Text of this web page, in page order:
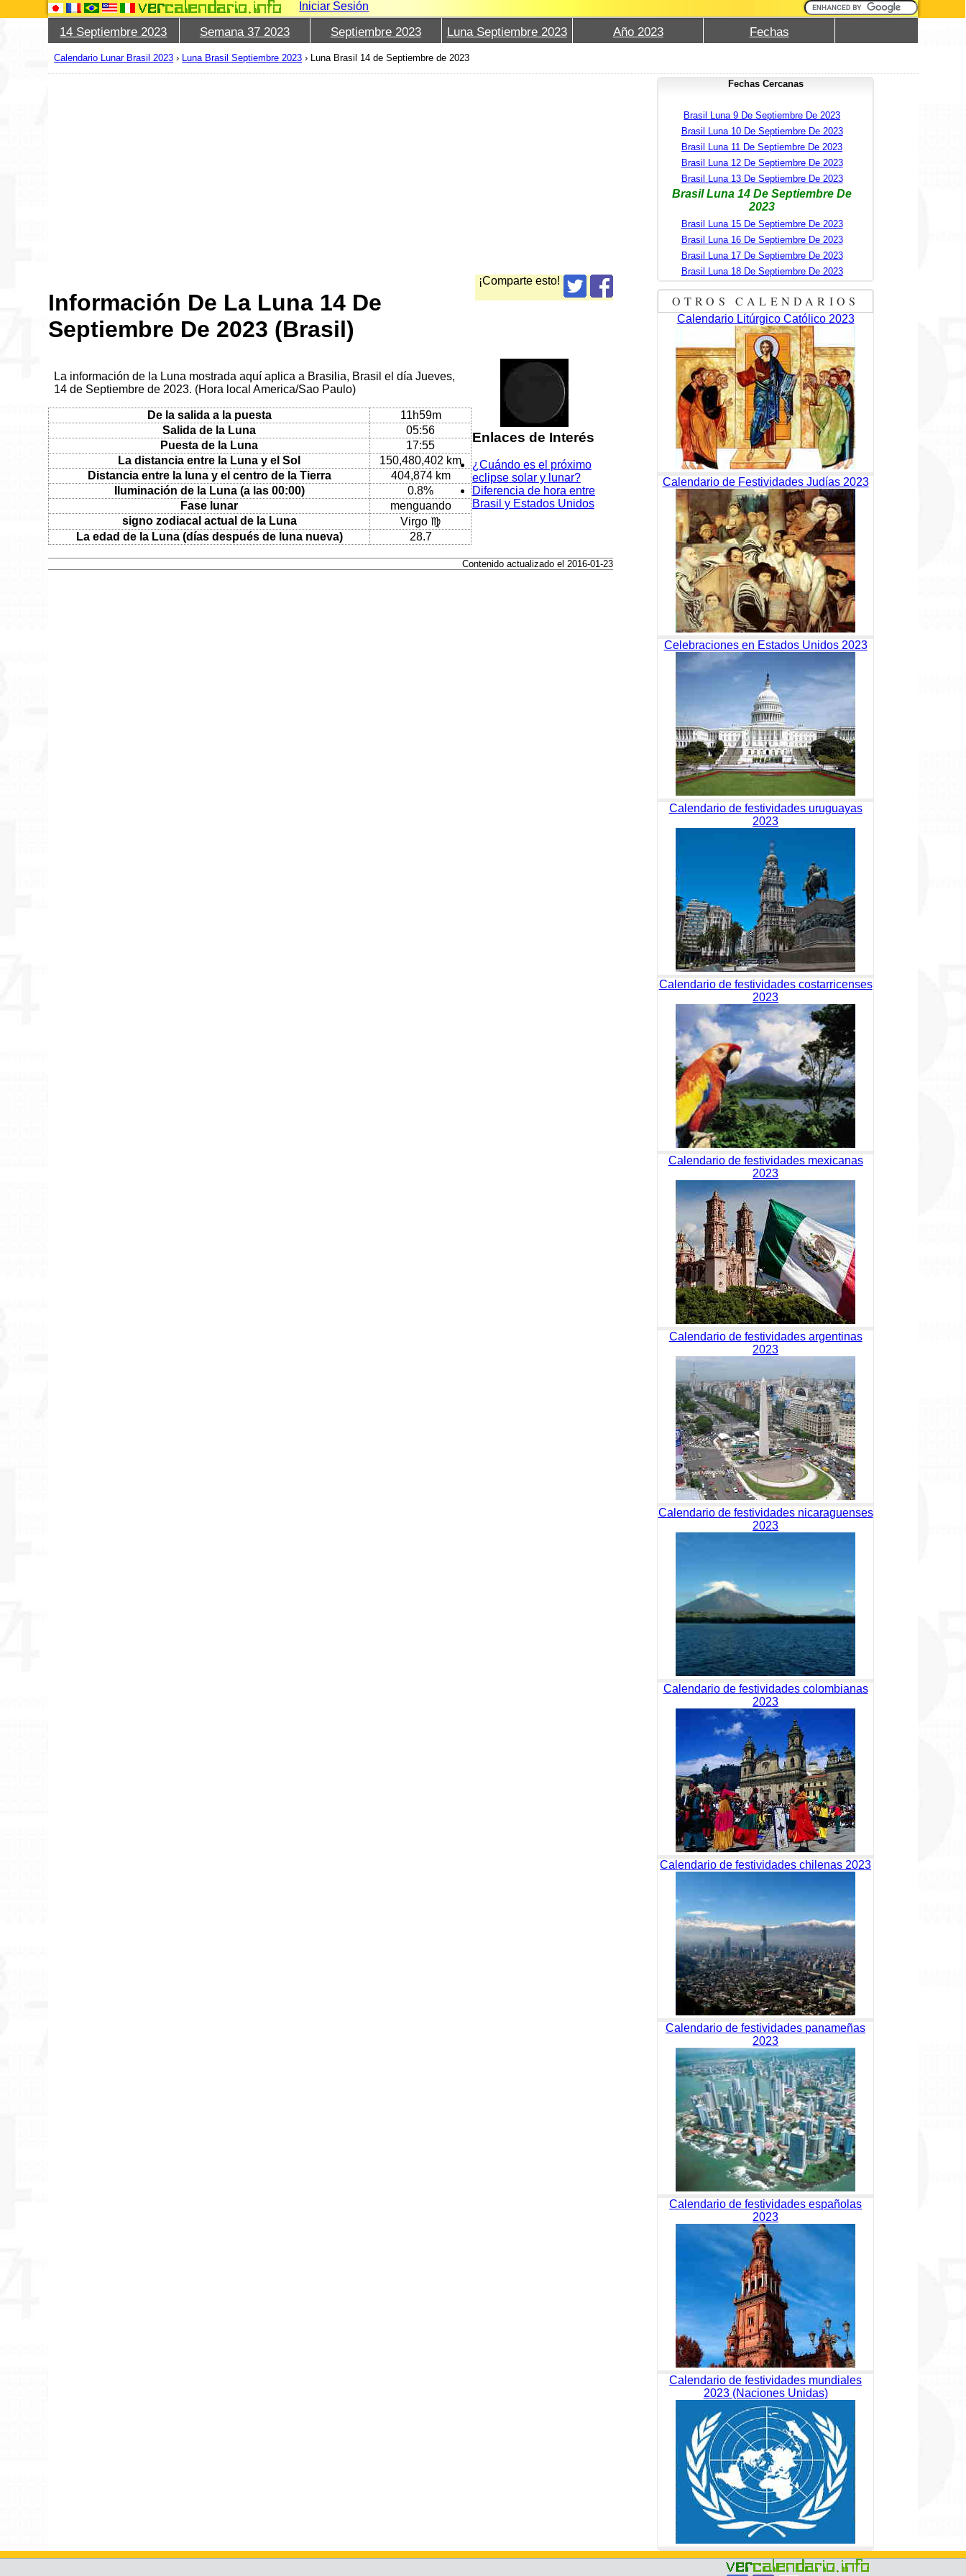
Iniciar Sesión
14 Septiembre 2023 Semana 37 2023 Septiembre 2023 Luna Septiembre 2023 Año 2023 Fechas
Calendario Lunar Brasil 2023 › Luna Brasil Septiembre 2023 › Luna Brasil 14 de Septiembre de 2023
¡Comparte esto!
Información De La Luna 14 De
Septiembre De 2023 (Brasil)
La información de la Luna mostrada aquí aplica a Brasilia, Brasil el día Jueves,
14 de Septiembre de 2023. (Hora local America/Sao Paulo)
De la salida a la puesta
11h59m
Salida de la Luna
05:56
Puesta de la Luna
17:55
La distancia entre la Luna y el Sol
150,480,402 km
Distancia entre la luna y el centro de la Tierra
404,874 km
Iluminación de la Luna (a las 00:00)
0.8%
Fase lunar
menguando
signo zodiacal actual de la Luna
Virgo ♍
La edad de la Luna (días después de luna nueva)
28.7
Enlaces de Interés
¿Cuándo es el próximo
eclipse solar y lunar?
Diferencia de hora entre
Brasil y Estados Unidos
Contenido actualizado el 2016-01-23
Fechas Cercanas
Brasil Luna 9 De Septiembre De 2023
Brasil Luna 10 De Septiembre De 2023
Brasil Luna 11 De Septiembre De 2023
Brasil Luna 12 De Septiembre De 2023
Brasil Luna 13 De Septiembre De 2023
Brasil Luna 14 De Septiembre De
2023
Brasil Luna 15 De Septiembre De 2023
Brasil Luna 16 De Septiembre De 2023
Brasil Luna 17 De Septiembre De 2023
Brasil Luna 18 De Septiembre De 2023
OTROS CALENDARIOS
Calendario Litúrgico Católico 2023
Calendario de Festividades Judías 2023
Celebraciones en Estados Unidos 2023
Calendario de festividades uruguayas
2023
Calendario de festividades costarricenses
2023
Calendario de festividades mexicanas
2023
Calendario de festividades argentinas
2023
Calendario de festividades nicaraguenses
2023
Calendario de festividades colombianas
2023
Calendario de festividades chilenas 2023
Calendario de festividades panameñas
2023
Calendario de festividades españolas
2023
Calendario de festividades mundiales
2023 (Naciones Unidas)